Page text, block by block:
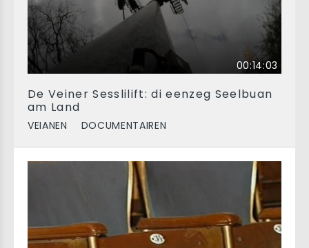
00:14:03
De Veiner Sesslilift: di eenzeg Seelbuan
am Land
VEIANEN DOCUMENTAIREN